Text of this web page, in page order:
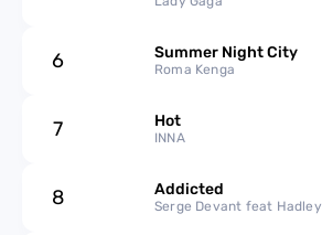
2016
2015
6 Summer Night City
Roma Kenga
7 Hot
INNA
8 Addicted
Serge Devant feat Hadley